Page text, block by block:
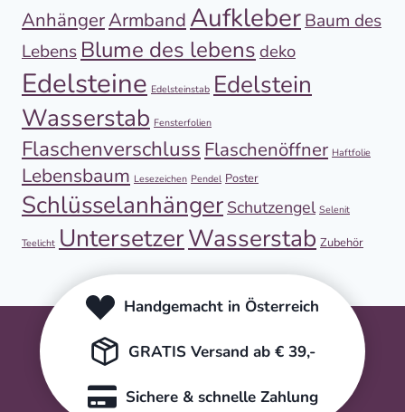
AnhängerArmband AufkleberBaum des
Lebens Blume des lebensdeko
Edelsteine Edelsteinstab Edelstein
Wasserstab Fensterfolien
Flaschenverschluss Flaschenöffner Haftfolie
Lebensbaum Lesezeichen Pendel Poster
Schlüsselanhänger Schutzengel Selenit
Teelicht UntersetzerWasserstab Zubehör
Handgemacht in Österreich
GRATIS Versand ab € 39,-
Sichere & schnelle Zahlung